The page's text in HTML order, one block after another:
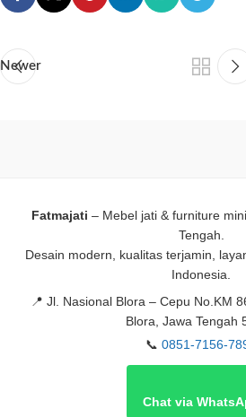
Newer
Fatmajati – Mebel jati & furniture
Tengah.
Desain modern, kualitas terjamin,
Indonesia.
📍 Jl. Nasional Blora – Cepu No.KM
Blora, Jawa Tengah
📞 0851-7156-
Chat via